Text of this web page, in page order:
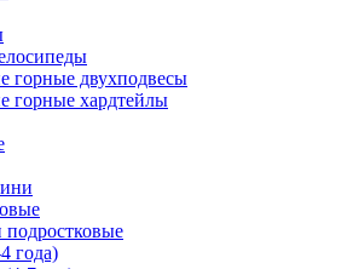
горные двухподвесы
горные хардтейлы
подростковые
года)